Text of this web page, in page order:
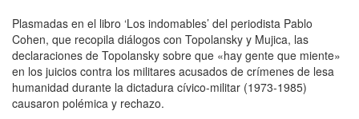
Plasmadas en el libro ‘Los indomables’ del periodista Pablo
Cohen, que recopila diálogos con Topolansky y Mujica, las
declaraciones de Topolansky sobre que «hay gente que miente»
en los juicios contra los militares acusados de crímenes de lesa
humanidad durante la dictadura cívico-militar (1973-1985)
causaron polémica y rechazo.